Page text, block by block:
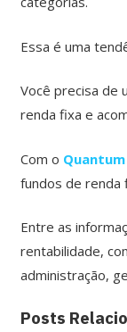
Essa é uma
Você precisa de
renda fixa e
Com o
fundos de renda
Entre as
rentabilidade,
administração,
Posts